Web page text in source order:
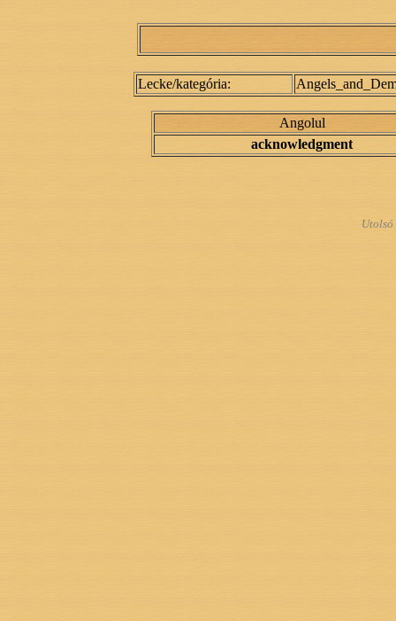
Lecke/kategória:
Angolul
acknowledgment